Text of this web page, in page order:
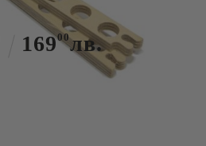
16900лв.